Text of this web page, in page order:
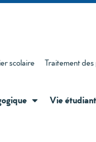
scolaire Traitement
Vie